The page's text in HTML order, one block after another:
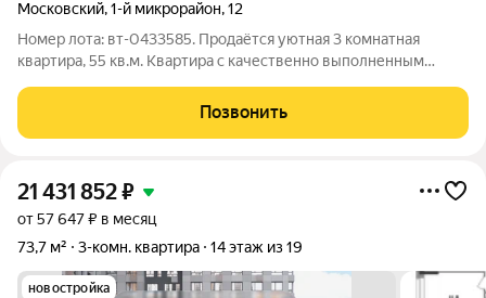
Московский,1-й микрорайон,12
Номер лота: вт-0433585. Продаётся уютная 3 комнатная
квартира, 55 кв.м. Квартира с качественно выполненным
компактной кухни, вместительной кладовой и раздельным
сан-узлом. Достаточно места для всей
Позвонить
21 431 852₽
от 57 647 ₽ в месяц
73,7 м²
3-комн. квартира 14 этаж из 19
новостройка